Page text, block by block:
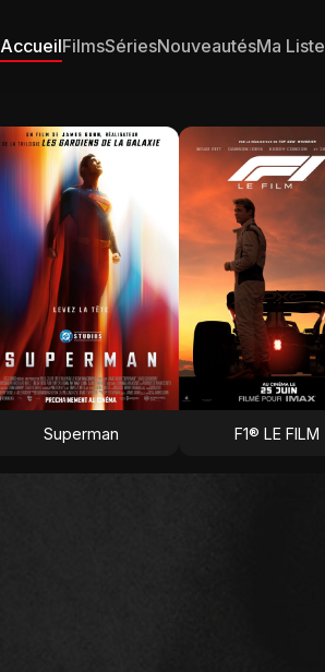
AccueilFilmsSériesNouveautésMa Liste
Superman F1® LE FILM